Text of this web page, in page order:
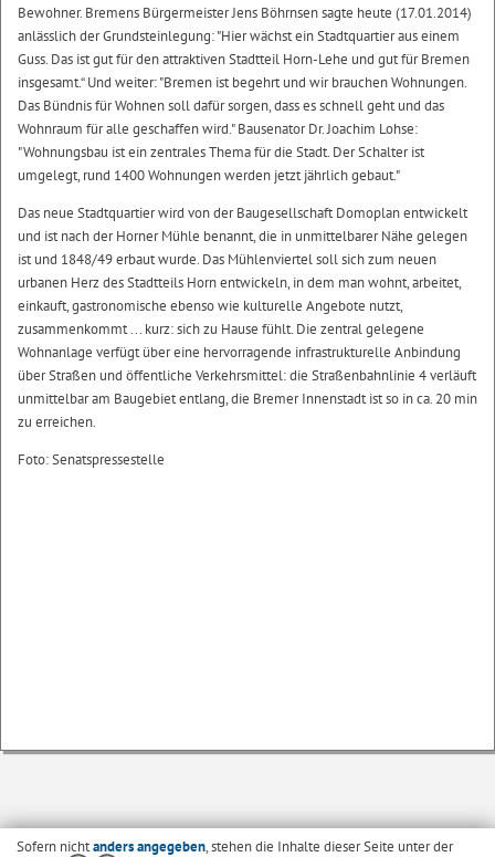
Bewohner. Bremens Bürgermeister Jens Böhrnsen sagte heute (17.01.2014)
anlässlich der Grundsteinlegung: "Hier wächst ein Stadtquartier aus einem
Guss. Das ist gut für den attraktiven Stadtteil Horn-Lehe und gut für Bremen
insgesamt.“ Und weiter: "Bremen ist begehrt und wir brauchen Wohnungen.
Das Bündnis für Wohnen soll dafür sorgen, dass es schnell geht und das
Wohnraum für alle geschaffen wird." Bausenator Dr. Joachim Lohse:
"Wohnungsbau ist ein zentrales Thema für die Stadt. Der Schalter ist
umgelegt, rund 1400 Wohnungen werden jetzt jährlich gebaut."
Das neue Stadtquartier wird von der Baugesellschaft Domoplan entwickelt
und ist nach der Horner Mühle benannt, die in unmittelbarer Nähe gelegen
ist und 1848/49 erbaut wurde. Das Mühlenviertel soll sich zum neuen
urbanen Herz des Stadtteils Horn entwickeln, in dem man wohnt, arbeitet,
einkauft, gastronomische ebenso wie kulturelle Angebote nutzt,
zusammenkommt ... kurz: sich zu Hause fühlt. Die zentral gelegene
Wohnanlage verfügt über eine hervorragende infrastrukturelle Anbindung
über Straßen und öffentliche Verkehrsmittel: die Straßenbahnlinie 4 verläuft
unmittelbar am Baugebiet entlang, die Bremer Innenstadt ist so in ca. 20 min
zu erreichen.
Foto: Senatspressestelle
Sofern nichtanders angegeben, stehen die Inhalte dieser Seite unter der